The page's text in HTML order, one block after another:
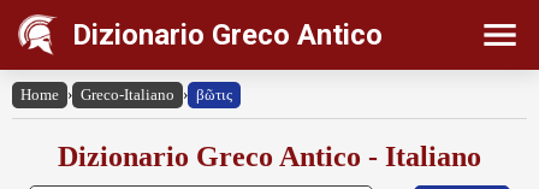
Dizionario Greco Antico
Home › Greco-Italiano › βῶτις
Dizionario Greco Antico - Italiano